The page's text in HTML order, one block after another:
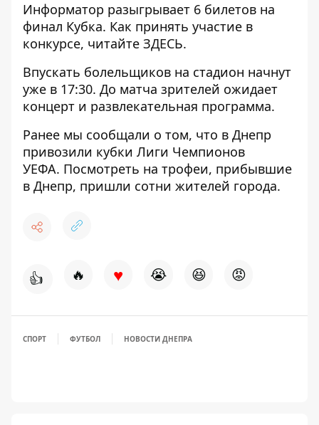
Информатор разыгрывает 6 билетов на
финал Кубка. Как принять участие в
конкурсе, читайте ЗДЕСЬ.
Впускать болельщиков на стадион начнут
уже в 17:30. До матча зрителей ожидает
концерт и развлекательная программа.
Ранее мы сообщали о том, что в Днепр
привозили кубки Лиги Чемпионов
УЕФА. Посмотреть на трофеи, прибывшие
в Днепр, пришли сотни жителей города.
👍 🔥 ♥ 😭 😆 😡
СПОРТ ФУТБОЛ НОВОСТИ ДНЕПРА